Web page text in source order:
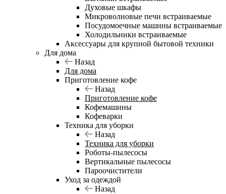
Духовые шкафы
Микроволновые печи встраиваемые
Посудомоечные машины встраиваемые
Холодильники встраиваемые
Аксессуары для крупной бытовой техники
Для дома
Назад
Для дома
Приготовление кофе
Назад
Приготовление кофе
Кофемашины
Кофеварки
Техника для уборки
Назад
Техника для уборки
Роботы-пылесосы
Вертикальные пылесосы
Пароочистители
Уход за одеждой
Назад